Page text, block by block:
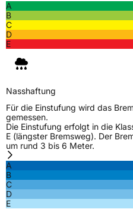
A
B
C
D
E
Nasshaftung
Für die Einstufung wird das
gemessen.
Die Einstufung erfolgt in die
E (längster Bremsweg). Der
um rund 3 bis 6 Meter.
A
B
C
D
E